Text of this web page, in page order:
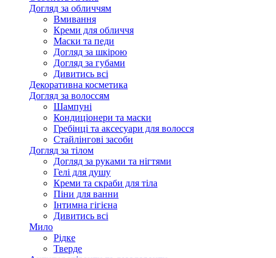
Догляд за обличчям
Вмивання
Креми для обличчя
Маски та педи
Догляд за шкірою
Догляд за губами
Дивитись всі
Декоративна косметика
Догляд за волоссям
Шампуні
Кондиціонери та маски
Гребінці та аксесуари для волосся
Стайлінгові засоби
Догляд за тілом
Догляд за руками та нігтями
Гелі для душу
Креми та скраби для тіла
Піни для ванни
Інтимна гігієна
Дивитись всі
Мило
Рідке
Тверде